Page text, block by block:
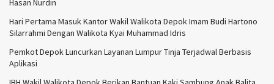
Hasan Nurdin
Hari Pertama Masuk Kantor Wakil Walikota Depok Imam Budi Hartono
Silarrahmi Dengan Walikota Kyai Muhammad Idris
Pemkot Depok Luncurkan Layanan Lumpur Tinja Terjadwal Berbasis
Aplikasi